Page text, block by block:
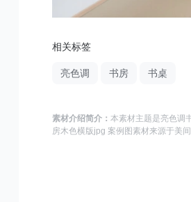
相关标签
亮色调 书房 书桌
素材介绍简介：本素材主题是亮色调
房木色横版jpg 案例图 素材来源于美